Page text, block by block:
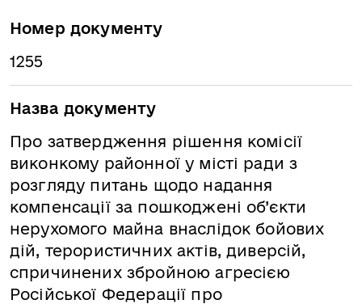
Номер документу
1255
Назва документу
Про затвердження рішення комісії
виконкому районної у місті ради з
розгляду питань щодо надання
компенсації за пошкоджені об’єкти
нерухомого майна внаслідок бойових
дій, терористичних актів, диверсій,
спричинених збройною агресією
Російської Федерації про